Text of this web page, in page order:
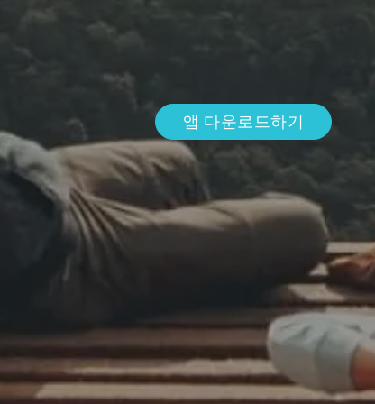
앱 다운로드하기